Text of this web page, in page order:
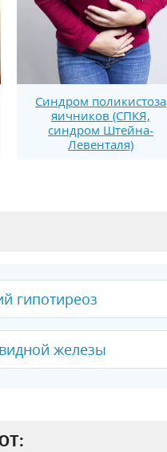
Синдром поликистоза
яичников (СПКЯ,
синдром Штейна-
Левенталя)
гипотиреоз
железы